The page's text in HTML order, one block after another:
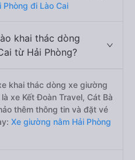
Phòng đi Lào Cai
khai thác dòng
từ Hải Phòng?
khai thác dòng xe giường
xe Kết Đoàn Travel, Cát Bà
thêm thông tin và đặt vé
Xe giường nằm Hải Phòng